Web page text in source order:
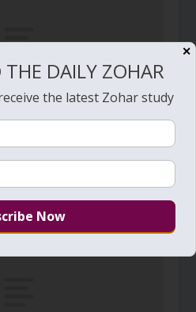
O fogo de Rabi Shimon
✕
THE DAILY ZOHAR
the latest Zohar study